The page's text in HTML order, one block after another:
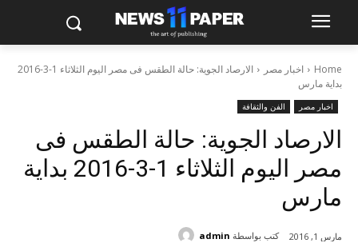
Home اخبار مصر
الارصاد الجوية: حالة الطقس فى مصر اليوم الثلاثاء 1-3-2016
بداية مارس
اخبار مصر الفن والثقافة
الارصاد الجوية: حالة الطقس فى
مصر اليوم الثلاثاء 1-3-2016 بداية
مارس
مارس 1, 2016 كتب بواسطة admin